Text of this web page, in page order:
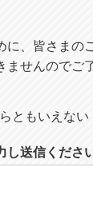
、皆さまの
せんのでご
ともいえない
送信ください